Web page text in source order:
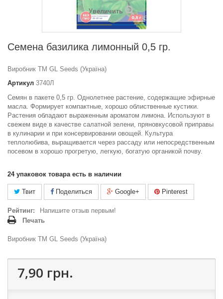
Увеличить
Семена базилика лимонный 0,5 гр.
Виробник ТМ GL Seeds (Україна)
Артикул 3740Л
Семян в пакете 0,5 гр. Однолетнее растение, содержащие эфирные
масла. Формирует компактные, хорошо облиственные кустики.
Растения обладают выраженным ароматом лимона. Используют в
свежем виде в качестве салатной зелени, пряновкусовой приправы
в кулинарии и при консервировании овощей. Культура
теплолюбива, выращивается через рассаду или непосредственным
посевом в хорошо прогретую, легкую, богатую органикой почву.
24 упаковок товара есть в наличии
Твит Поделиться Google+ Pinterest
Рейтинг:
Напишите отзыв первым!
Печать
Виробник ТМ GL Seeds (Україна)
7,90 грн.